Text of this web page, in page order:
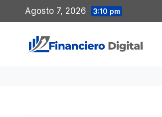
al
contenido
Agosto 7, 2026 3:10 pm